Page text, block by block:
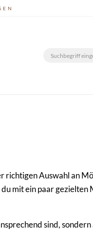
Auswahl an
mit ein paar
sind,